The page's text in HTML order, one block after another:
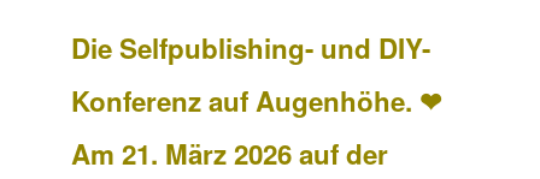
Die Selfpublishing- und DIY-
Konferenz auf Augenhöhe. ❤
Am 21. März 2026 auf der